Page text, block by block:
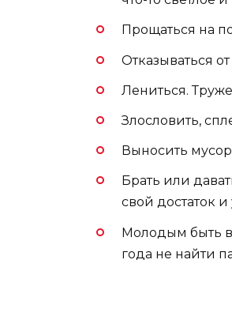
Прощаться на
Отказываться
Лениться.
Злословить,
Выносить
Брать или
свой достаток и
Молодым быть в
года не найти